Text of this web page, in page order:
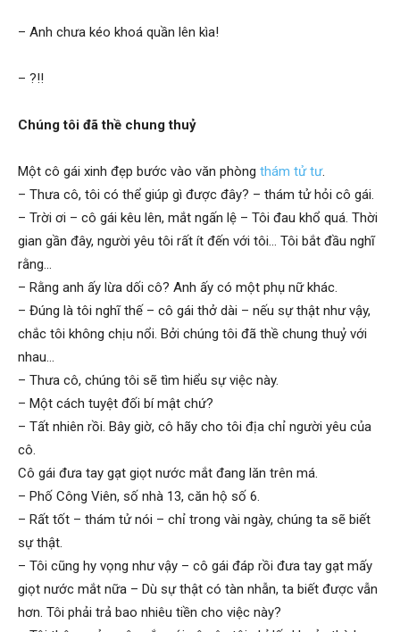
tham
Giss
– Anh chưa kéo khoá quần lên kìa!
– ?!!
Chúng tôi đã thề chung thuỷ
Một cô gái xinh đẹp bước vào văn phòng thám tử tư.
– Thưa cô, tôi có thể giúp gì được đây? – thám tử hỏi cô gái.
– Trời ơi – cô gái kêu lên, mắt ngấn lệ – Tôi đau khổ quá. Thời
gian gần đây, người yêu tôi rất ít đến với tôi… Tôi bắt đầu nghĩ
rằng…
– Rằng anh ấy lừa dối cô? Anh ấy có một phụ nữ khác.
– Đúng là tôi nghĩ thế – cô gái thở dài – nếu sự thật như vậy,
chắc tôi không chịu nổi. Bởi chúng tôi đã thề chung thuỷ với
nhau…
– Thưa cô, chúng tôi sẽ tìm hiểu sự việc này.
– Một cách tuyệt đối bí mật chứ?
– Tất nhiên rồi. Bây giờ, cô hãy cho tôi địa chỉ người yêu của
cô.
Cô gái đưa tay gạt giọt nước mắt đang lăn trên má.
– Phố Công Viên, số nhà 13, căn hộ số 6.
– Rất tốt – thám tử nói – chỉ trong vài ngày, chúng ta sẽ biết
sự thật.
– Tôi cũng hy vọng như vậy – cô gái đáp rồi đưa tay gạt mấy
giọt nước mắt nữa – Dù sự thật có tàn nhẫn, ta biết được vẫn
hơn. Tôi phải trả bao nhiêu tiền cho việc này?